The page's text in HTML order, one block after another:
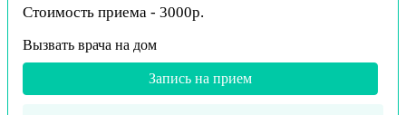
Стоимость приема - 3000р.
Вызвать врача на дом
Запись на прием